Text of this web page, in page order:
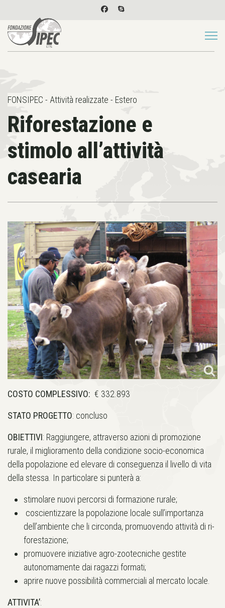
FONSIPEC - Attività realizzate - Estero
Riforestazione e
stimolo all’attività
casearia
COSTO COMPLESSIVO: € 332.893
STATO PROGETTO: concluso
OBIETTIVI: Raggiungere, attraverso azioni di promozione
rurale, il miglioramento della condizione socio-economica
della popolazione ed elevare di conseguenza il livello di vita
della stessa. In particolare si punterà a:
stimolare nuovi percorsi di formazione rurale;
coscientizzare la popolazione locale sull’importanza
dell’ambiente che li circonda, promuovendo attività di ri-
forestazione;
promuovere iniziative agro-zootecniche gestite
autonomamente dai ragazzi formati;
aprire nuove possibilità commerciali al mercato locale.
ATTIVITA’: